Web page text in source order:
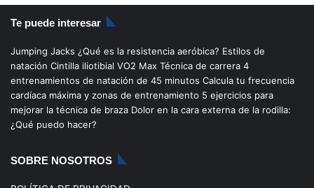
S
c
b
o
u
u
b
s
a
g
k
o
k
Te puede interesar
Jumping Jacks ¿Qué es la resistencia aeróbica? Estilos de
natación Cintilla iliotibial VO2 Max Técnica de carrera 4
entrenamientos de natación de 45 minutos Calcula tu frecuencia
cardíaca máxima y zonas de entrenamiento 5 ejercicios para
mejorar la técnica de braza Dolor en la cara externa de la rodilla:
¿Qué puedo hacer?
SOBRE NOSOTROS